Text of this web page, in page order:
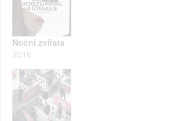
Noční zvířata
2016